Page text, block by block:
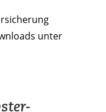
unter